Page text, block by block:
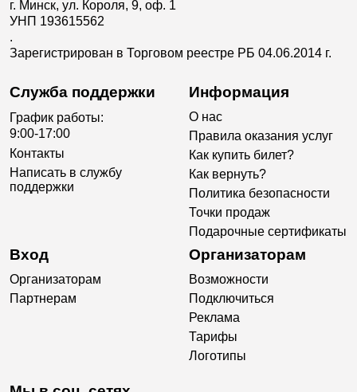
г. Минск, ул. Короля, 9, оф. 1
УНП 193615562
.
Зарегистрирован в Торговом реестре РБ 04.06.2014 г.
Служба поддержки
График работы:
9:00-17:00
Контакты
Написать в службу
поддержки
Информация
О нас
Правила оказания услуг
Как купить билет?
Как вернуть?
Политика безопасности
Точки продаж
Подарочные сертификаты
Вход
Организаторам
Партнерам
Организаторам
Возможности
Подключиться
Реклама
Тарифы
Логотипы